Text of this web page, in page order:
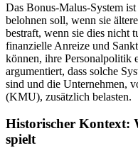
Das Bonus-Malus-System
belohnen soll, wenn sie
bestraft, wenn sie dies nicht
finanzielle Anreize und
können, ihre Personalpolitik
argumentiert, dass solche
sind und die Unternehmen,
(KMU), zusätzlich belasten.
Historischer Kontext:
spielt